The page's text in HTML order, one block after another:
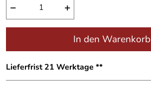
− +
In den Warenkorb
Lieferfrist 21 Werktage **